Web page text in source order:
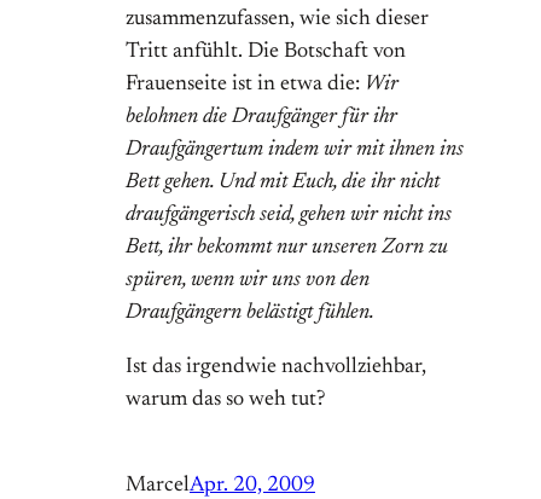
zusammenzufassen, wie sich dieser
Tritt anfühlt. Die Botschaft von
Frauenseite ist in etwa die: Wir
belohnen die Draufgänger für ihr
Draufgängertum indem wir mit ihnen ins
Bett gehen. Und mit Euch, die ihr nicht
draufgängerisch seid, gehen wir nicht ins
Bett, ihr bekommt nur unseren Zorn zu
spüren, wenn wir uns von den
Draufgängern belästigt fühlen.
Ist das irgendwie nachvollziehbar,
warum das so weh tut?
MarcelApr. 20, 2009